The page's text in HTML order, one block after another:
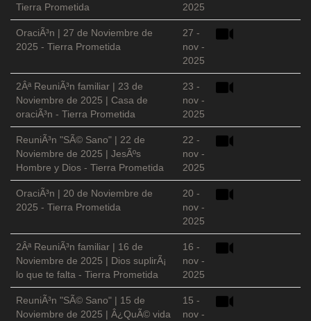
Tierra Prometida
2025
OraciÃ³n | 27 de Noviembre de
2025 - Tierra Prometida
27 -
nov -
2025
2Âª ReuniÃ³n familiar | 23 de
Noviembre de 2025 | Casa de
oraciÃ³n - Tierra Prometida
23 -
nov -
2025
ReuniÃ³n "SÃ© Sano" | 22 de
Noviembre de 2025 | JesÃºs
Hombre y Dios - Tierra Prometida
22 -
nov -
2025
OraciÃ³n | 20 de Noviembre de
2025 - Tierra Prometida
20 -
nov -
2025
2Âª ReuniÃ³n familiar | 16 de
Noviembre de 2025 | Dios suplirÃ¡
lo que te falta - Tierra Prometida
16 -
nov -
2025
ReuniÃ³n "SÃ© Sano" | 15 de
Noviembre de 2025 | Â¿QuÃ© vida
15 -
nov -